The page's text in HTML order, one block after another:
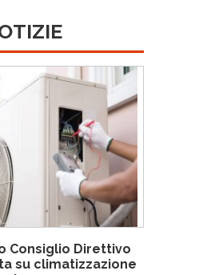
Consiglio Direttivo
su climatizzazione